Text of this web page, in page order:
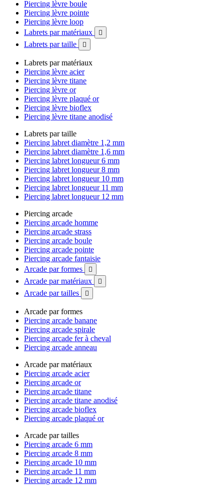
Piercing lèvre boule
Piercing lèvre pointe
Piercing lèvre loop
Labrets par matériaux

Labrets par taille 
Labrets par matériaux
Piercing lèvre acier
Piercing lèvre titane
Piercing lèvre or
Piercing lèvre plaqué or
Piercing lèvre bioflex
Piercing lèvre titane anodisé
Labrets par taille
Piercing labret diamètre 1,2 mm
Piercing labret diamètre 1,6 mm
Piercing labret longueur 6 mm
Piercing labret longueur 8 mm
Piercing labret longueur 10 mm
Piercing labret longueur 11 mm
Piercing labret longueur 12 mm
Piercing arcade
Piercing arcade homme
Piercing arcade strass
Piercing arcade boule
Piercing arcade pointe
Piercing arcade fantaisie
Arcade par formes

Arcade par matériaux 
Arcade par tailles 
Arcade par formes
Piercing arcade banane
Piercing arcade spirale
Piercing arcade fer à cheval
Piercing arcade anneau
Arcade par matériaux
Piercing arcade acier
Piercing arcade or
Piercing arcade titane
Piercing arcade titane anodisé
Piercing arcade bioflex
Piercing arcade plaqué or
Arcade par tailles
Piercing arcade 6 mm
Piercing arcade 8 mm
Piercing arcade 10 mm
Piercing arcade 11 mm
Piercing arcade 12 mm